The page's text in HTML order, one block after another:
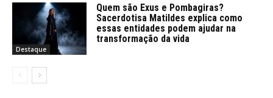
Destaque
Quem são Exus e Pombagiras?
Sacerdotisa Matildes explica como
essas entidades podem ajudar na
transformação da vida